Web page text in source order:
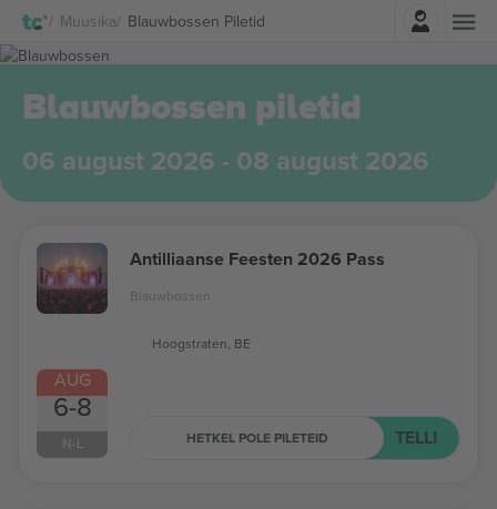
Muusika Blauwbossen Piletid
Blauwbossen piletid
06 august 2026 - 08 august 2026
AUG
6-8
N-L
Antilliaanse Feesten 2026 Pass
Blauwbossen
Hoogstraten, BE
HETKEL POLE PILETEID TELLI